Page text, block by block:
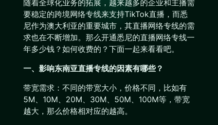
随着全球化业务的拓展，越来越多的企业和主播需
要稳定的跨境网络专线来支持TikTok直播，而悉
尼作为澳大利亚的重要城市，其直播网络专线的需
求也在不断增加。那么开通悉尼的直播网络专线一
年多少钱？如何收费的？下面一起来看看吧。
一、影响东南亚直播专线的因素有哪些？
带宽需求：不同的带宽大小，价格不同，比如有
5M、10M、20M、30M、50M、100M等，带宽
越大，那么价格相对应的越高。